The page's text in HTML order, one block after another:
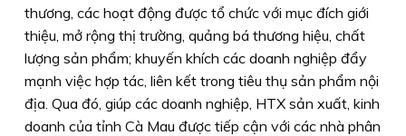
thương, các hoạt động được tổ chức với mục đích giới
thiệu, mở rộng thị trường, quảng bá thương hiệu, chất
lượng sản phẩm; khuyến khích các doanh nghiệp đẩy
mạnh việc hợp tác, liên kết trong tiêu thụ sản phẩm nội
địa. Qua đó, giúp các doanh nghiệp, HTX sản xuất, kinh
doanh của tỉnh Cà Mau được tiếp cận với các nhà phân